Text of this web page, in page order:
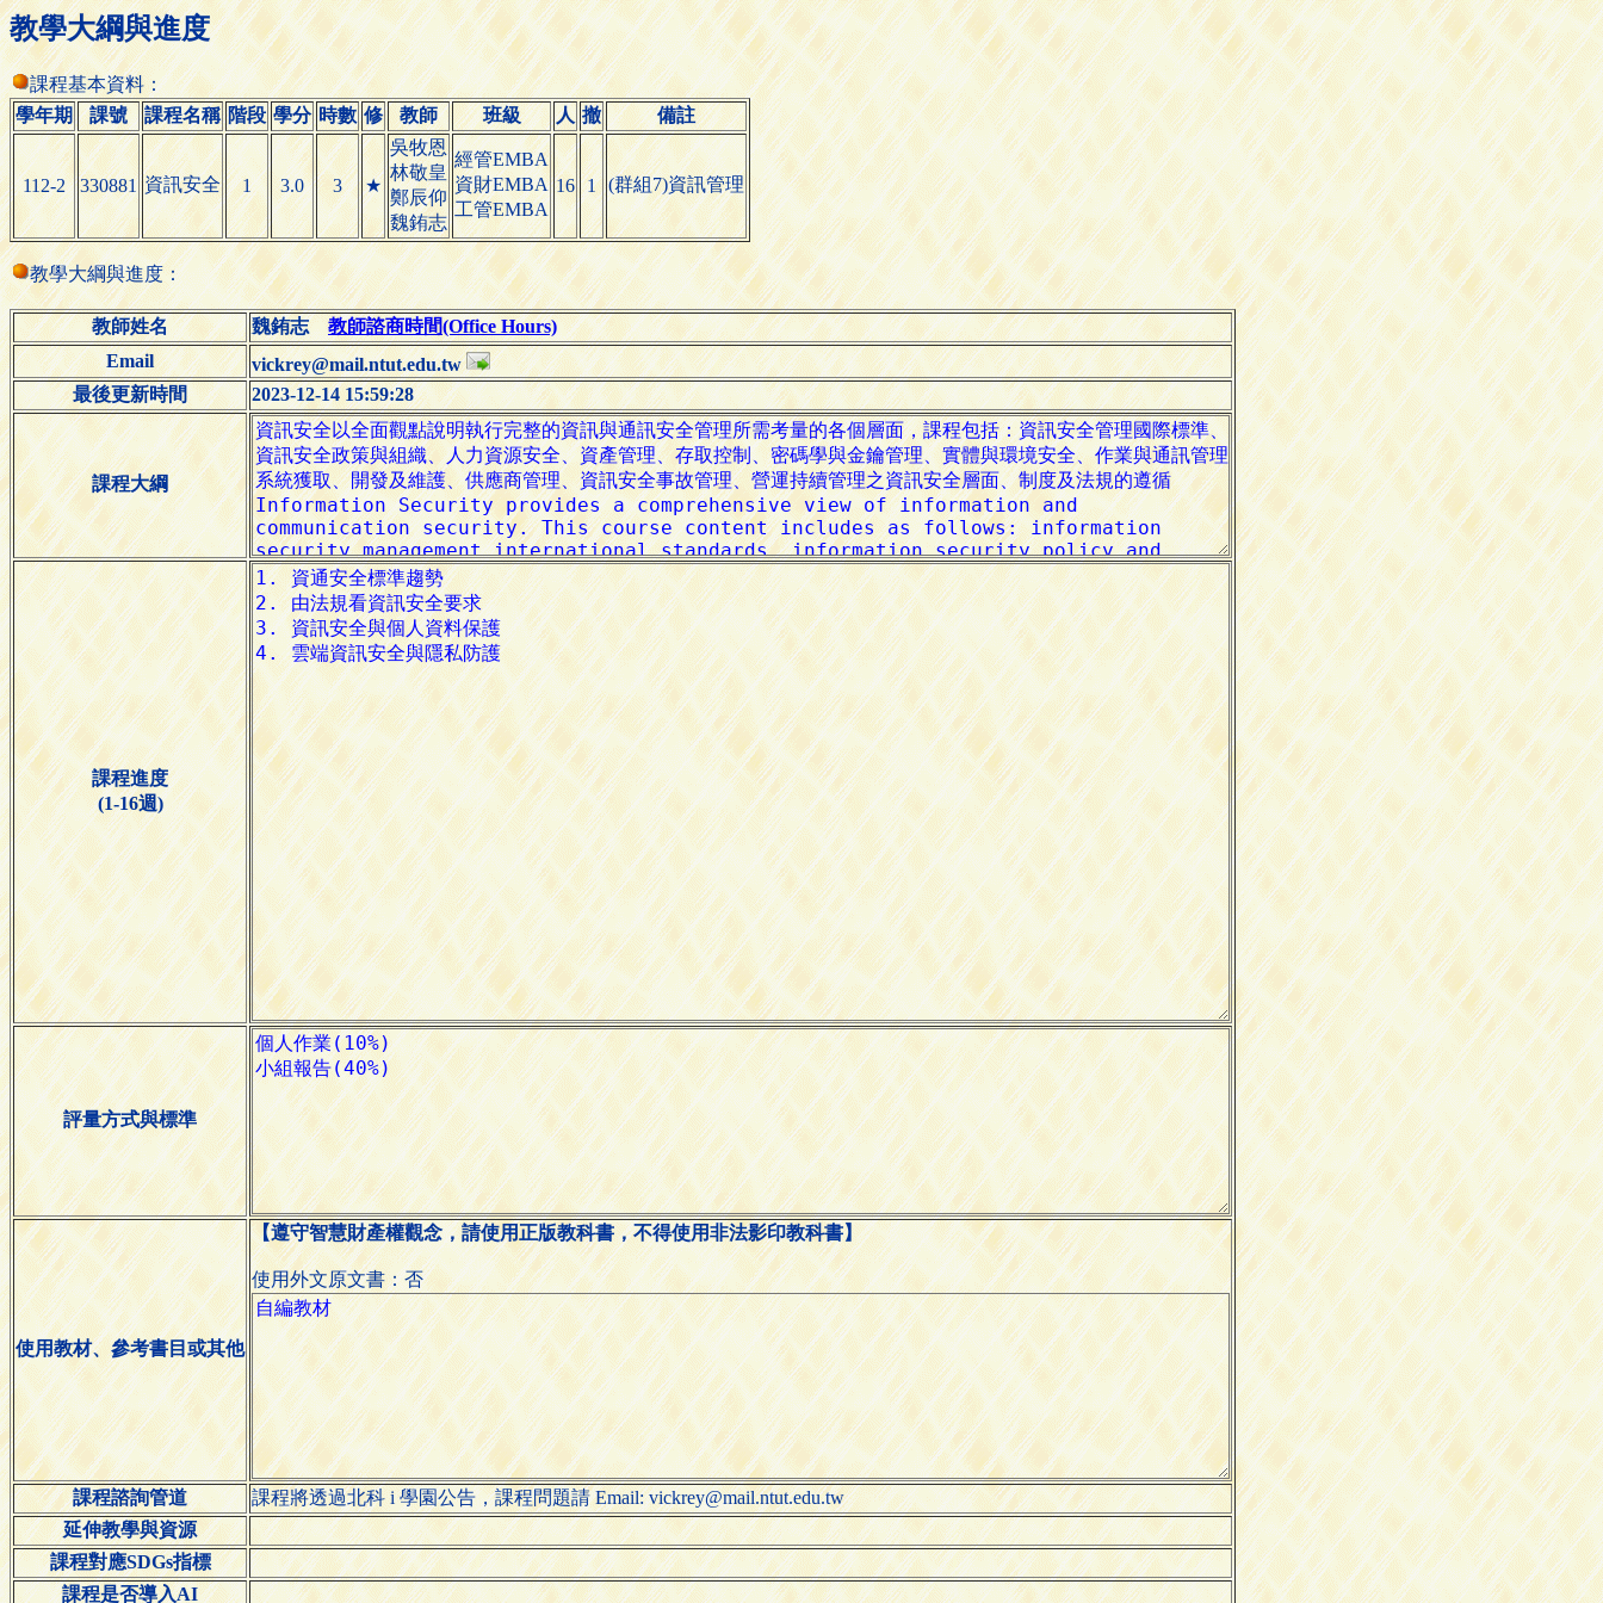
教學大綱與進度
課程基本資料：
學年期
課號 課程名稱 階段 學分 時數 修 教師 班級 人 撤 備註
112-2 330881 資訊安全 1 3.0 3 ★
吳牧恩
林敬皇
鄭辰仰
魏銪志
經管EMBA
資財EMBA
工管EMBA
16 1 (群組7)資訊管理
教學大綱與進度：
教師姓名 魏銪志 教師諮商時間(Office Hours)
Email
vickrey@mail.ntut.edu.tw
最後更新時間
2023-12-14 15:59:28
課程大綱
課程進度
(1-16週)
評量方式與標準
使用教材、參考書目或其他
【遵守智慧財產權觀念，請使用正版教科書，不得使用非法影印教科書】
使用外文原文書：否
課程諮詢管道
課程將透過北科 i 學園公告，課程問題請 Email: vickrey@mail.ntut.edu.tw
延伸教學與資源
課程對應SDGs指標
課程是否導入AI